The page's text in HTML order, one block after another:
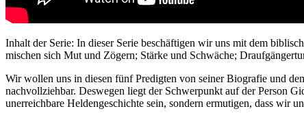
Inhalt der Serie: In dieser Serie beschäftigen wir uns mit dem
mischen sich Mut und Zögern; Stärke und Schwäche;
Wir wollen uns in diesen fünf Predigten von seiner Biografie und
nachvollziehbar. Deswegen liegt der Schwerpunkt auf der Person
unerreichbare Heldengeschichte sein, sondern ermutigen, dass wir